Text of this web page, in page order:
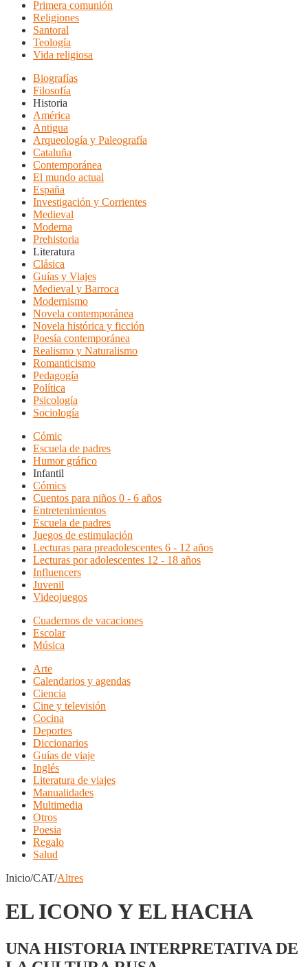
Primera comunión
Religiones
Santoral
Teología
Vida religiosa
Biografías
Filosofía
Historia
América
Antigua
Arqueología y Paleografía
Cataluña
Contemporánea
El mundo actual
España
Investigación y Corrientes
Medieval
Moderna
Prehistoria
Literatura
Clásica
Guías y Viajes
Medieval y Barroca
Modernismo
Novela contemporánea
Novela histórica y ficción
Poesía contemporánea
Realismo y Naturalismo
Romanticismo
Pedagogía
Política
Psicología
Sociología
Cómic
Escuela de padres
Humor gráfico
Infantil
Cómics
Cuentos para niños 0 - 6 años
Entretenimientos
Escuela de padres
Juegos de estimulación
Lecturas para preadolescentes 6 - 12 años
Lecturas por adolescentes 12 - 18 años
Influencers
Juvenil
Videojuegos
Cuadernos de vacaciones
Escolar
Música
Arte
Calendarios y agendas
Ciencia
Cine y televisión
Cocina
Deportes
Diccionarios
Guías de viaje
Inglés
Literatura de viajes
Manualidades
Multimedia
Otros
Poesia
Regalo
Salud
Inicio/CAT/Altres
EL ICONO Y EL HACHA
UNA HISTORIA INTERPRETATIVA DE